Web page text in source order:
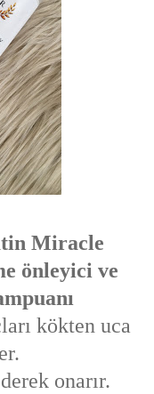
Miracle
önleyici ve
kökten uca
onarır.